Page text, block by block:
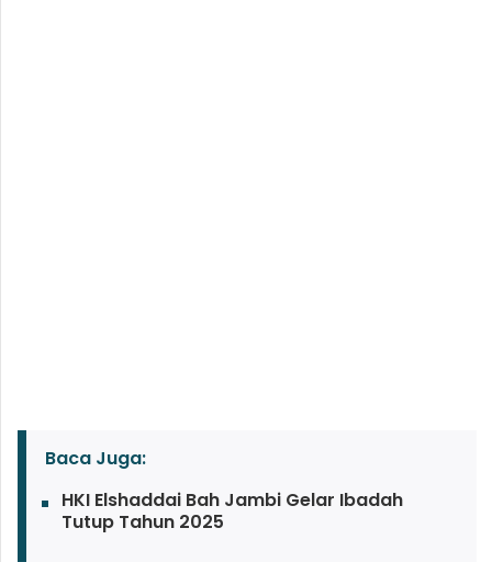
Baca Juga:
HKI Elshaddai Bah Jambi Gelar Ibadah
Tutup Tahun 2025